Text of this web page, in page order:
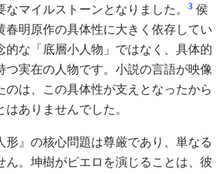
なマイルストーンとなりました。
3 侯
春明原作の具体性に大きく依存してい
的な「底層小人物」ではなく、具体的
つ実在の人物です。小説の言語が映像
のは、この具体性が支えとなったから
ありませんでした。
形』の核心問題は尊厳であり、単なる
ん。坤樹がピエロを演じることは、彼